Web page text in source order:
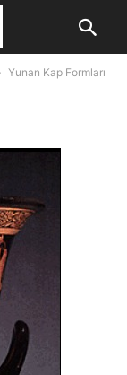
Yunan Kap Formları